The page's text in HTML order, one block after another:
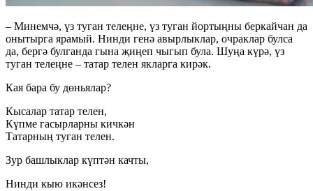
– Минемчә, үз туган телеңне, үз туган йортыңны беркайчан да
онытырга ярамый. Нинди генә авырлыклар, очраклар булса
да, бергә булганда гына җиңеп чыгып була. Шуңа күрә, үз
туган телеңне – татар телен якларга кирәк.
Кая бара бу дөньялар?
Кысалар татар телен,
Күпме гасырларны кичкән
Татарның туган телен.
Зур башлыклар күптән качты,
Нинди кыю икәнсез!